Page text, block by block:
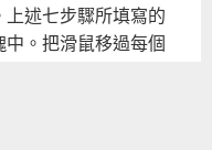
述七步驟所填寫的
。把滑鼠移過每個